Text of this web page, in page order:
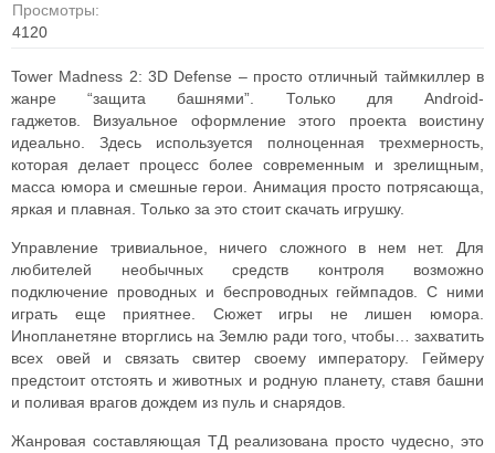
Просмотры:
4120
Tower Madness 2: 3D Defense – просто отличный таймкиллер в
жанре “защита башнями”. Только для Android-
гаджетов. Визуальное оформление этого проекта воистину
идеально. Здесь используется полноценная трехмерность,
которая делает процесс более современным и зрелищным,
масса юмора и смешные герои. Анимация просто потрясающа,
яркая и плавная. Только за это стоит скачать игрушку.
Управление тривиальное, ничего сложного в нем нет. Для
любителей необычных средств контроля возможно
подключение проводных и беспроводных геймпадов. С ними
играть еще приятнее. Сюжет игры не лишен юмора.
Инопланетяне вторглись на Землю ради того, чтобы… захватить
всех овей и связать свитер своему императору. Геймеру
предстоит отстоять и животных и родную планету, ставя башни
и поливая врагов дождем из пуль и снарядов.
Жанровая составляющая ТД реализована просто чудесно, это